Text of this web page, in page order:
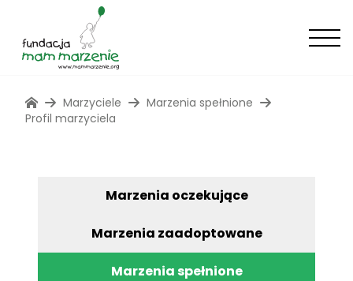
Marzyciele
Marzenia spełnione
Profil marzyciela
Marzenia oczekujące
Marzenia zaadoptowane
Marzenia spełnione